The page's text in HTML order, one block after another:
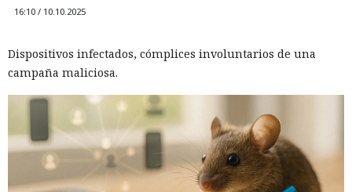
16:10 / 10.10.2025
Dispositivos infectados, cómplices involuntarios de una
campaña maliciosa.